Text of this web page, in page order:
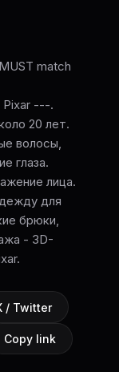
match
Pixar ---.
20 лет.
волосы,
глаза.
лица.
для
брюки,
- 3D-
/ Twitter
Copy link